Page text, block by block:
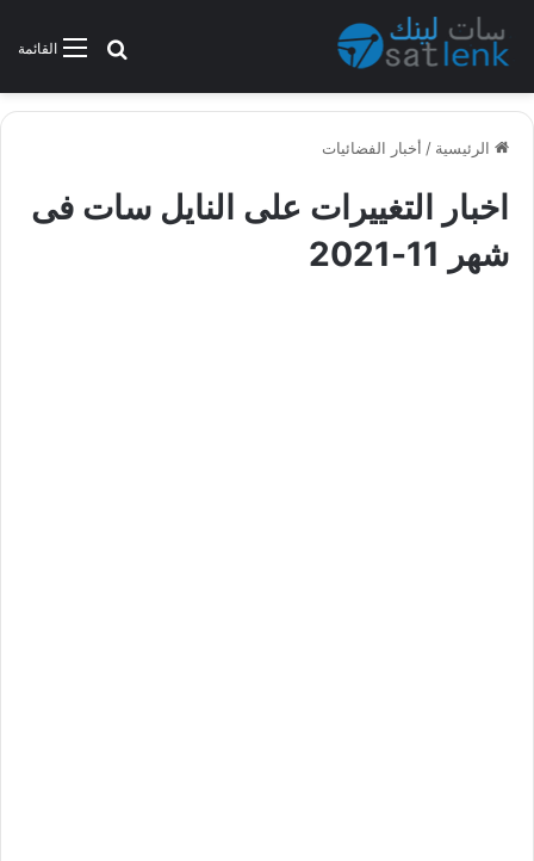
القائمةبحث عن
الرئيسية / أخبار الفضائيات
اخبار التغييرات على النايل سات فى
شهر 11-2021